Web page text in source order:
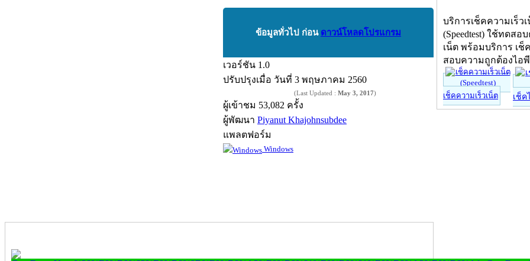
ข้อมูลทั่วไป ก่อน ดาวน์โหลดโปรแกรม
เวอร์ชัน 1.0
ปรับปรุงเมื่อ วันที่ 3 พฤษภาคม 2560
(Last Updated : May 3, 2017)
ผู้เข้าชม 53,082 ครั้ง
ผู้พัฒนา Piyanut Khajohnsubdee
แพลตฟอร์ม
Windows
บริการเช็คความเร็ว
(Speedtest) ใช้ทดสอ
เน็ต พร้อมบริการ เช็
สอบความถูกต้องไอ
เช็คความเร็วเน็ต เช็ค